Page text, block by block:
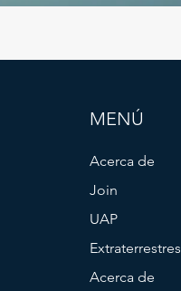
MENÚ
Acerca de
Join
UAP
Extraterrestres
Acerca de